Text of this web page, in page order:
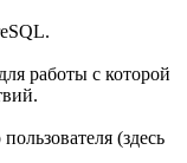
работы с которой
(здесь